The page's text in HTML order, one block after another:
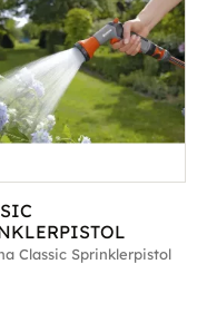
Classic Sprinklerpistol